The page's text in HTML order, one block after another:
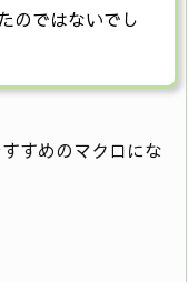
のではないでし
すめのマクロにな